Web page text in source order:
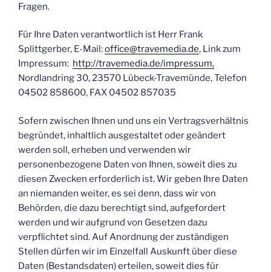
Fragen.
Für Ihre Daten verantwortlich ist Herr Frank
Splittgerber, E-Mail:office@travemedia.de, Link zum
Impressum: http://travemedia.de/impressum,
Nordlandring 30, 23570 Lübeck-Travemünde, Telefon
04502 858600, FAX 04502 857035
Sofern zwischen Ihnen und uns ein Vertragsverhältnis
begründet, inhaltlich ausgestaltet oder geändert
werden soll, erheben und verwenden wir
personenbezogene Daten von Ihnen, soweit dies zu
diesen Zwecken erforderlich ist. Wir geben Ihre Daten
an niemanden weiter, es sei denn, dass wir von
Behörden, die dazu berechtigt sind, aufgefordert
werden und wir aufgrund von Gesetzen dazu
verpflichtet sind. Auf Anordnung der zuständigen
Stellen dürfen wir im Einzelfall Auskunft über diese
Daten (Bestandsdaten) erteilen, soweit dies für